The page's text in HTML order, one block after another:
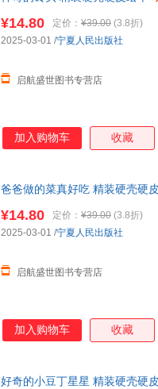
¥14.80 定价： ¥39.00 (3.8折)
启航盛世图书专营店
2025-03-01 /宁夏人民出版社
加入购物车 收藏
爸爸做的菜真好吃 精装硬壳硬
¥14.80 定价： ¥39.00 (3.8折)
启航盛世图书专营店
2025-03-01 /宁夏人民出版社
加入购物车 收藏
好奇的小豆丁星星 精装硬壳硬